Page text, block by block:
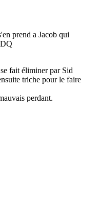
prend a Jacob qui
fait éliminer par Sid
triche pour le faire
perdant.